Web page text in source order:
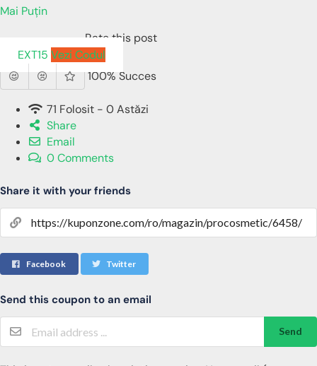
Mai Puțin
Rate this post
EXT15 Vezi Codul
100% Succes
71 Folosit - 0 Astăzi
Share
Email
0 Comments
Share it with your friends
Facebook Twitter
Send this coupon to an email
Send